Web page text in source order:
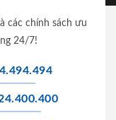
các chính sách ưu
24/7!